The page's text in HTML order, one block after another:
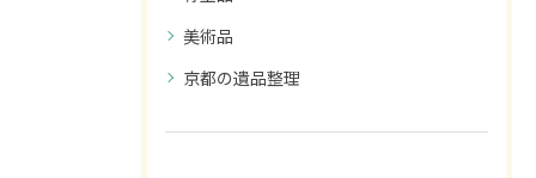
美術品
京都の遺品整理